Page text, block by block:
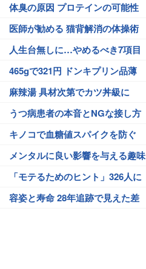
体臭の原因 プロテインの可能性
医師が勧める 猫背解消の体操術
人生台無しに…やめるべき7項目
465gで321円 ドンキプリン品薄
麻辣湯 具材次第でカツ丼級に
うつ病患者の本音とNGな接し方
キノコで血糖値スパイクを防ぐ
メンタルに良い影響を与える趣味
「モテるためのヒント」326人に
容姿と寿命 28年追跡で見えた差